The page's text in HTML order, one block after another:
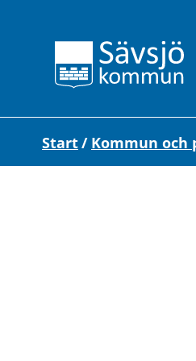
Start/ Kommun och